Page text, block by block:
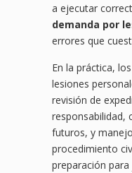
a ejecutar
demanda por
errores que
En la práctica,
lesiones
revisión de
responsabilidad,
futuros, y
procedimiento
preparación